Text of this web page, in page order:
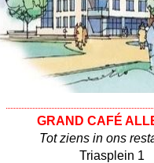
GRAND CAFÉ
Tot ziens in ons
Triasplein 1